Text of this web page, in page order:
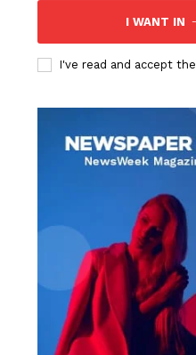
I WANT IN
I've read and accept the